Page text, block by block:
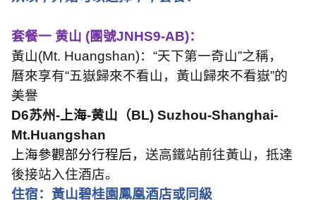
套餐一 黄山 (團號JNHS9-AB)：
黃山(Mt. Huangshan)： “天下第一奇山”之稱，
曆來享有“五嶽歸來不看山，黃山歸來不看嶽”的
美譽
D6苏州-上海-黄山（BL) Suzhou-Shanghai-
Mt.Huangshan
上海參觀部分行程后， 送高鐵站前往黃山，抵達
後接站入住酒店。
住宿：黃山碧桂園鳳凰酒店或同級